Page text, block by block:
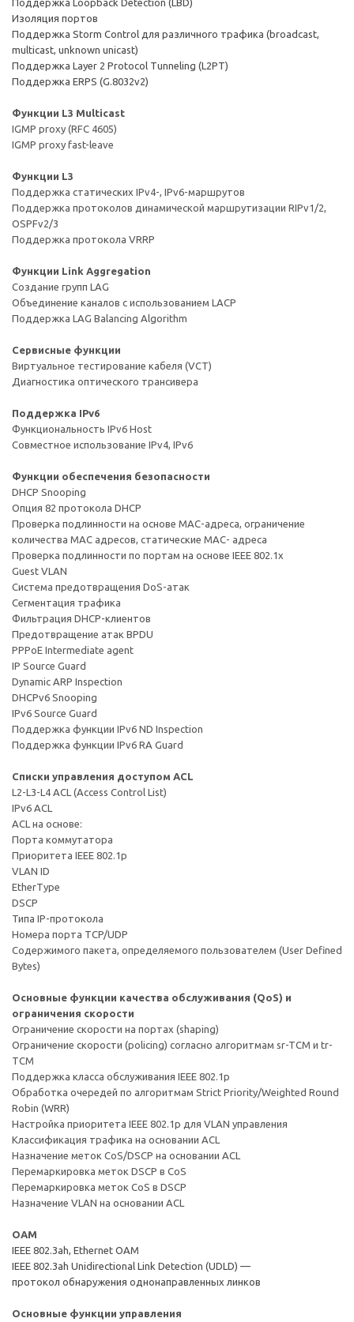
Изоляция портов
Поддержка Storm Control для различного трафика (broadcast,
multicast, unknown unicast)
Поддержка Layer 2 Protocol Tunneling (L2PT)
Поддержка ERPS (G.8032v2)
Функции L3 Multicast
IGMP proxy (RFC 4605)
IGMP proxy fast-leave
Функции L3
Поддержка статических IPv4-, IPv6-маршрутов
Поддержка протоколов динамической маршрутизации RIPv1/2,
OSPFv2/3
Поддержка протокола VRRP
Функции Link Aggregation
Создание групп LAG
Объединение каналов с использованием LACP
Поддержка LAG Balancing Algorithm
Сервисные функции
Виртуальное тестирование кабеля (VCT)
Диагностика оптического трансивера
Поддержка IPv6
Функциональность IPv6 Host
Совместное использование IPv4, IРv6
Функции обеспечения безопасности
DHCP Snooping
Опция 82 протокола DHCP
Проверка подлинности на основе MAC-адреса, ограничение
количества MAC адресов, статические MAC- адреса
Проверка подлинности по портам на основе IEEE 802.1x
Guest VLAN
Система предотвращения DoS-атак
Сегментация трафика
Фильтрация DHCP-клиентов
Предотвращение атак BPDU
PPPoE Intermediate agent
IP Source Guard
Dynamic ARP Inspection
DHCPv6 Snooping
IPv6 Source Guard
Поддержка функции IPv6 ND Inspection
Поддержка функции IPv6 RA Guard
Списки управления доступом ACL
L2-L3-L4 ACL (Access Control List)
IPv6 ACL
ACL на основе:
Порта коммутатора
Приоритета IEEE 802.1p
VLAN ID
EtherType
DSCP
Типа IP-протокола
Номера порта TCP/UDP
Содержимого пакета, определяемого пользователем (User Defined
Bytes)
Основные функции качества обслуживания (QoS) и
ограничения скорости
Ограничение скорости на портах (shaping)
Ограничение скорости (policing) согласно алгоритмам sr-TCM и tr-
TCM
Поддержка класса обслуживания IEEE 802.1p
Обработка очередей по алгоритмам Strict Priority/Weighted Round
Robin (WRR)
Настройка приоритета IEEE 802.1p для VLAN управления
Классификация трафика на основании ACL
Назначение меток CoS/DSCP на основании ACL
Перемаркировка меток DSCP в CoS
Перемаркировка меток CoS в DSCP
Назначение VLAN на основании ACL
OAM
IEEE 802.3ah, Ethernet OAM
IEEE 802.3ah Unidirectional Link Detection (UDLD) —
протокол обнаружения однонаправленных линков
Основные функции управления